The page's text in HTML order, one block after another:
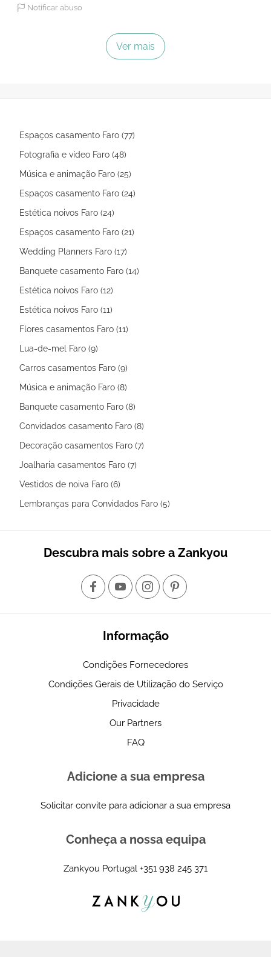
Notificar abuso
Ver mais
Espaços casamento Faro (77)
Fotografia e vídeo Faro (48)
Música e animação Faro (25)
Espaços casamento Faro (24)
Estética noivos Faro (24)
Espaços casamento Faro (21)
Wedding Planners Faro (17)
Banquete casamento Faro (14)
Estética noivos Faro (12)
Estética noivos Faro (11)
Flores casamentos Faro (11)
Lua-de-mel Faro (9)
Carros casamentos Faro (9)
Música e animação Faro (8)
Banquete casamento Faro (8)
Convidados casamento Faro (8)
Decoração casamentos Faro (7)
Joalharia casamentos Faro (7)
Vestidos de noiva Faro (6)
Lembranças para Convidados Faro (5)
Descubra mais sobre a Zankyou
Informação
Condições Fornecedores
Condições Gerais de Utilização do Serviço
Privacidade
Our Partners
FAQ
Adicione a sua empresa
Solicitar convite para adicionar a sua empresa
Conheça a nossa equipa
Zankyou Portugal +351 938 245 371